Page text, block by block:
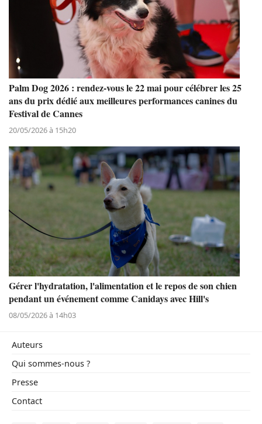
Palm Dog 2026 : rendez-vous le 22 mai pour célébrer les 25
ans du prix dédié aux meilleures performances canines du
Festival de Cannes
20/05/2026 à 15h20
Gérer l'hydratation, l'alimentation et le repos de son chien
pendant un événement comme Canidays avec Hill's
08/05/2026 à 14h03
Auteurs
Qui sommes-nous ?
Presse
Contact